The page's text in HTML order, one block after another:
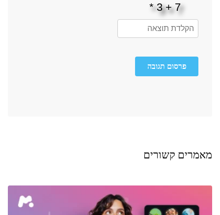
פרסום תגובה
מאמרים קשורים